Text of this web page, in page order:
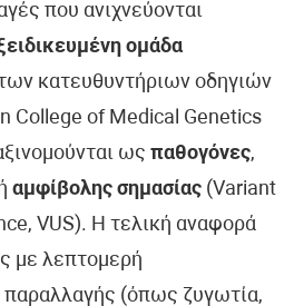
που ανιχνεύονται
ομάδα
κατευθυντήριων οδηγιών
College of Medical Genetics
ωςπαθογόνες,
αμφίβολης σημασίας (Variant
VUS). Η τελική αναφορά
με λεπτομερή
παραλλαγής (όπως ζυγωτία,